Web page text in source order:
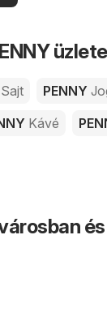
Sajt PENNY
Kávé